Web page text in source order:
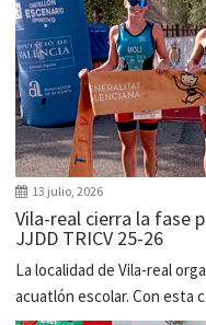
13 julio, 2026
Vila-real cierra la fase
JJDD TRICV 25-26
La localidad de Vila-real
acuatlón escolar. Con esta